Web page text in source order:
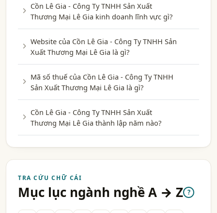
Cồn Lê Gia - Công Ty TNHH Sản Xuất
Thương Mại Lê Gia kinh doanh lĩnh vực gì?
Website của Cồn Lê Gia - Công Ty TNHH Sản
Xuất Thương Mại Lê Gia là gì?
Mã số thuế của Cồn Lê Gia - Công Ty TNHH
Sản Xuất Thương Mại Lê Gia là gì?
Cồn Lê Gia - Công Ty TNHH Sản Xuất
Thương Mại Lê Gia thành lập năm nào?
TRA CỨU CHỮ CÁI
Mục lục ngành nghề A → Z ?